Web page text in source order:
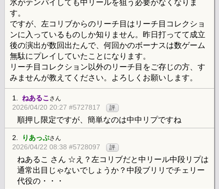
氷がテンパイしても中リールを狙う必要がなくなりま
す。
ですが、左コリブからのリーチ目はリーチ目コレクショ
ンに入っているものしか知りません。昨日打ってて成立
後の演出が数回出たんで、何回かのボーナスは数ゲーム
無駄にプレイしていたことになります。
リーチ目コレクション以外のリーチ目をご存じの方、す
みませんが教えてください。よろしくお願いします。
1. ねあるこ さん
2026/04/20 20:27 #5727817 評
順押し限定ですが、簡単なのは中中リプですね
2. りあっぷさん
2026/04/22 08:38 #5728097 評
ねあるこ さん ☆え？左コリブだと中リール中段リプは
通常出目じゃないでしょうか？中段ブリリでチェリー
代役の・・・